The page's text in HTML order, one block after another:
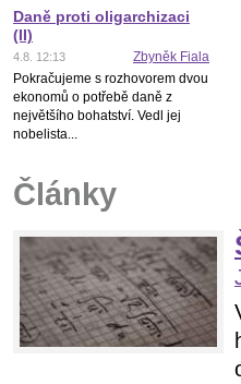
Daně proti oligarchizaci
(II)
4.8. 12:13
Zbyněk Fiala
Pokračujeme s rozhovorem dvou
ekonomů o potřebě daně z
největšího bohatství. Vedl jej
nobelista...
Články